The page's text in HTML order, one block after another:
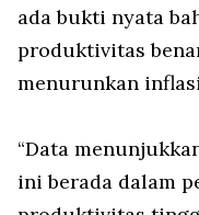
ada bukti nyata
produktivitas
menurunkan
“Data
ini berada dalam